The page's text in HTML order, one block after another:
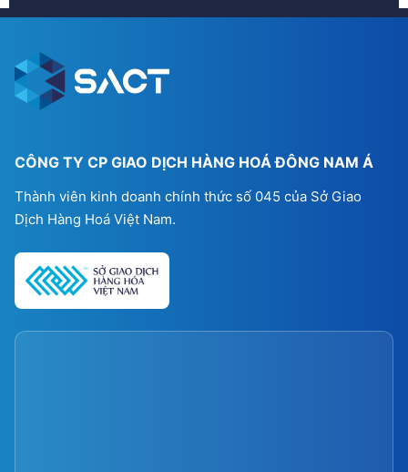
CÔNG TY CP GIAO DỊCH HÀNG HOÁ ĐÔNG NAM Á
Thành viên kinh doanh chính thức số 045 của Sở Giao
Dịch Hàng Hoá Việt Nam.